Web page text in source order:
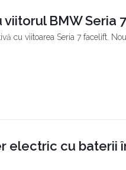
viitorul BMW Seria
cu viitoarea Seria 7 facelift.
electric cu baterii